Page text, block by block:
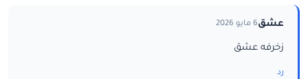
عشق6 مايو 2026
زخرفه عشق
رد